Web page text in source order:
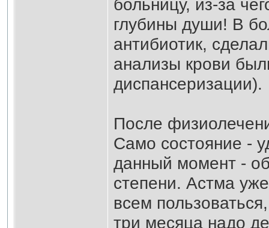
больницу, из-за
глубины души! В
антибиотик,
анализы крови
диспансеризации).
После
Само состояние -
данный момент -
степени. Астма
всем
три месяца надо